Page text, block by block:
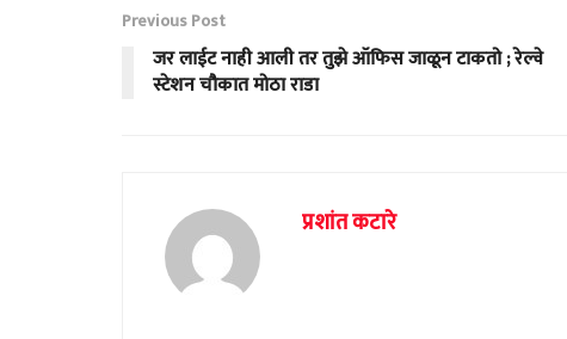
Previous Post
जर लाईट नाही आली तर तुझे ऑफिस जाळून टाकतो ; रेल्वे
स्टेशन चौकात मोठा राडा
प्रशांत कटारे